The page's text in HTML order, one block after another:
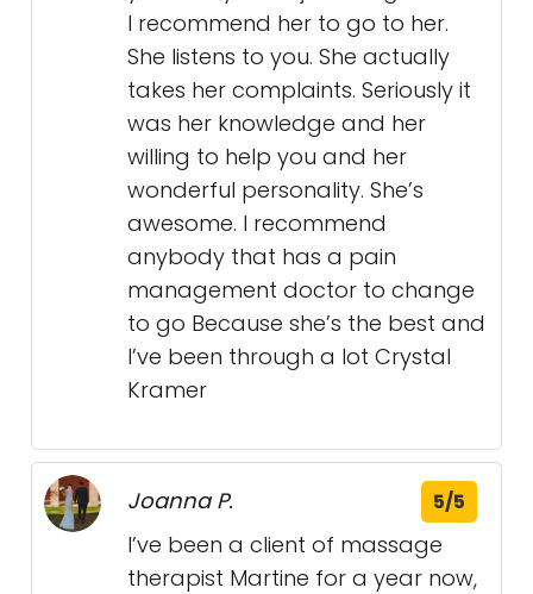
I recommend her to go to her.
She listens to you. She actually
takes her complaints. Seriously it
was her knowledge and her
willing to help you and her
wonderful personality. She’s
awesome. I recommend
anybody that has a pain
management doctor to change
to go Because she’s the best and
I’ve been through a lot Crystal
Kramer
Joanna P. 5/5
I’ve been a client of massage
therapist Martine for a year now,